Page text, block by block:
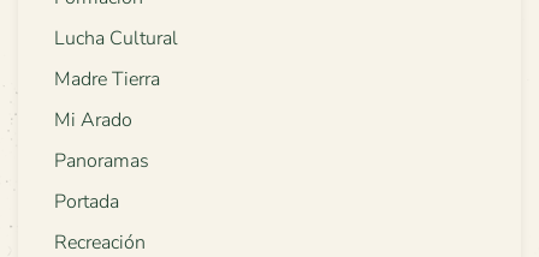
Lucha Cultural
Madre Tierra
Mi Arado
Panoramas
Portada
Recreación